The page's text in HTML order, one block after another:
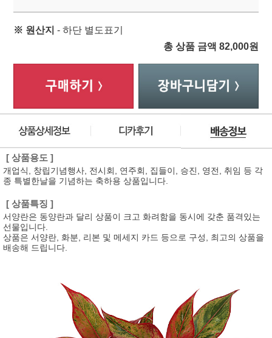
※ 원산지 - 하단 별도표기
총 상품 금액 82,000원
[ 상품용도 ]
개업식, 창립기념행사, 전시회, 연주회, 집들이, 승진, 영전, 취임 등 각
종 특별한날을 기념하는 축하용 상품입니다.
[ 상품특징 ]
서양란은 동양란과 달리 상품이 크고 화려함을 동시에 갖춘 품격있는
선물입니다.
상품은 서양란, 화분, 리본 및 메세지 카드 등으로 구성, 최고의 상품을
배송해 드립니다.